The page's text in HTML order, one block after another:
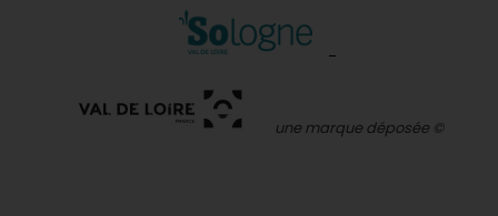
une marque déposée ©